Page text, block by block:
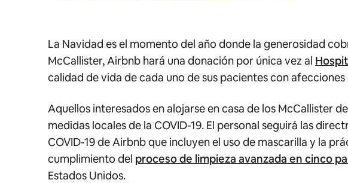
La Navidad es el momento del año donde la generosidad
McCallister, Airbnb hará una donación por única vez al
calidad de vida de cada uno de sus pacientes con
Aquellos interesados en alojarse en casa de los McCallister
medidas locales de la COVID-19. El personal seguirá las
COVID-19 de Airbnb que incluyen el uso de mascarilla y la
cumplimiento del proceso de limpieza avanzada en cinco
Estados Unidos.